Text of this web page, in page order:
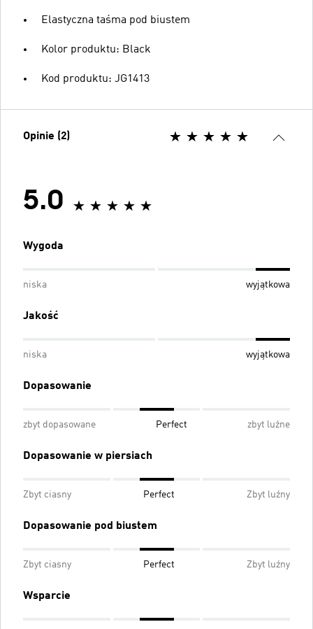
Elastyczna taśma pod biustem
Kolor produktu: Black
Kod produktu: JG1413
Opinie (2)
5.0
Wygoda
niska wyjątkowa
Jakość
niska wyjątkowa
Dopasowanie
zbyt dopasowane Perfect zbyt luźne
Dopasowanie w piersiach
Zbyt ciasny Perfect Zbyt luźny
Dopasowanie pod biustem
Zbyt ciasny Perfect Zbyt luźny
Wsparcie